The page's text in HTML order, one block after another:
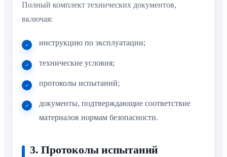
Полный комплект технических документов,
включая:
инструкцию по эксплуатации;
технические условия;
протоколы испытаний;
документы, подтверждающие соответствие
материалов нормам безопасности.
3. Протоколы испытаний